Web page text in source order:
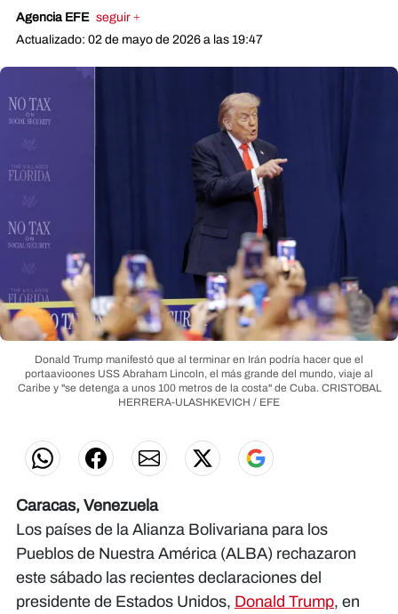
Agencia EFE seguir +
Actualizado: 02 de mayo de 2026 a las 19:47
Donald Trump manifestó que al terminar en Irán podría hacer que el
portaavioones USS Abraham Lincoln, el más grande del mundo, viaje al
Caribe y "se detenga a unos 100 metros de la costa" de Cuba. CRISTOBAL
HERRERA-ULASHKEVICH / EFE
Caracas, Venezuela
Los países de la Alianza Bolivariana para los
Pueblos de Nuestra América (ALBA) rechazaron
este sábado las recientes declaraciones del
presidente de Estados Unidos, Donald Trump, en